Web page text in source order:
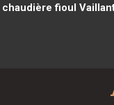
chaudière fioul